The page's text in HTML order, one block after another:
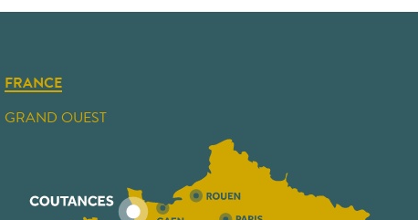
FRANCE
GRAND OUEST